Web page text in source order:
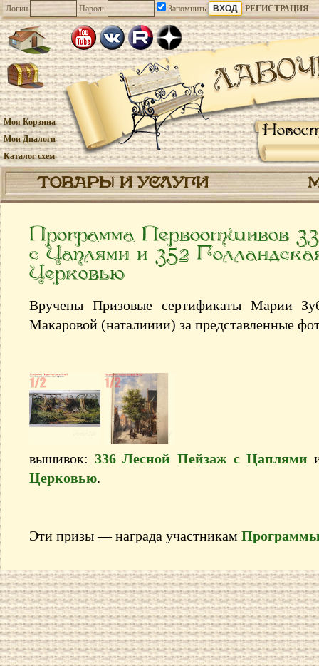
Логин Пароль Запомнить РЕГИСТРАЦИЯ
Моя Корзина
Мои Диалоги
Каталог схем
ТОВАРЫ И УСЛУГИ
Программа Первоотшивов
с Цаплями и 352
Церковью
Вручены Призовые сертификаты Марии
Макаровой (наталииии) за представленные
вышивок:336 Лесной Пейзаж с Цаплями
Церковью.
Эти призы — награда участникам